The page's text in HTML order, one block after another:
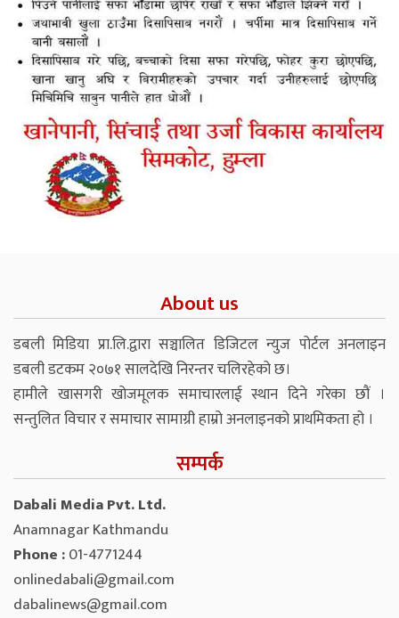
About us
डबली मिडिया प्रा.लि.द्वारा सञ्चालित डिजिटल न्युज पोर्टल अनलाइन
डबली डटकम २०७१ सालदेखि निरन्तर चलिरहेको छ।
हामीले खासगरी खोजमूलक समाचारलाई स्थान दिने गरेका छौं ।
सन्तुलित विचार र समाचार सामाग्री हाम्रो अनलाइनको प्राथमिकता हो ।
सम्पर्क
Dabali Media Pvt. Ltd.
Anamnagar Kathmandu
Phone :01-4771244
onlinedabali@gmail.com
dabalinews@gmail.com